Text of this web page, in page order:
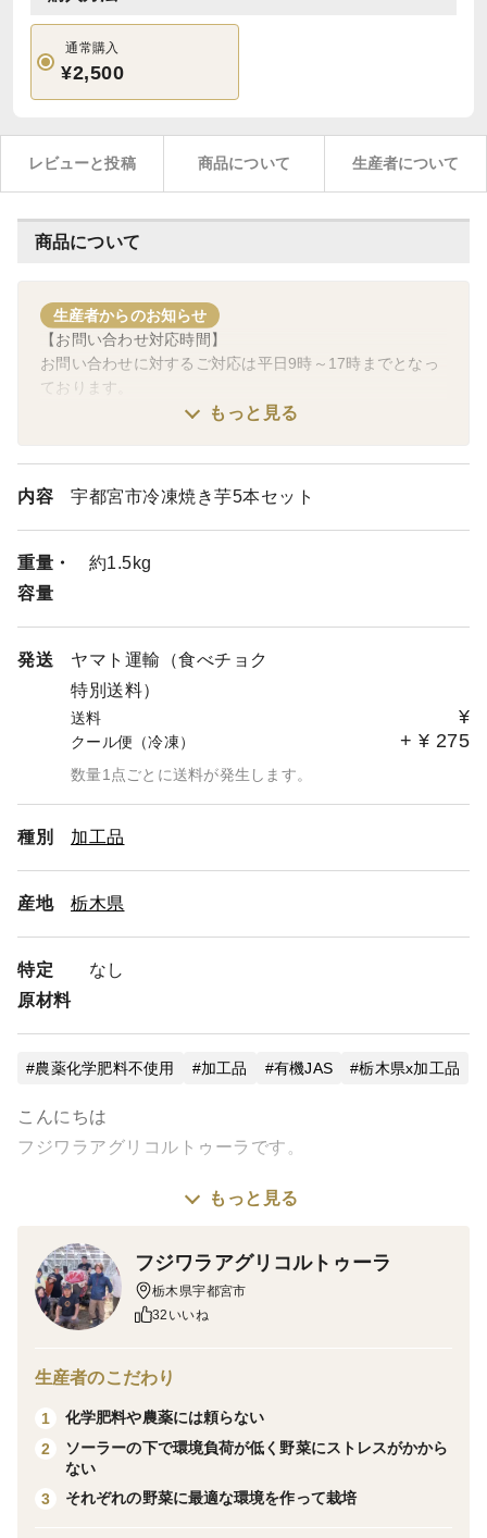
通常購入
¥2,500
レビューと投稿 商品について 生産者について
商品について
生産者からのお知らせ
【お問い合わせ対応時間】
お問い合わせに対するご対応は平日9時～17時までとなっ
ております。
土日祝日のお問い合わせに関しては平日の営業日にご対応
もっと見る
内容 宇都宮市冷凍焼き芋5本セット
重量・
容量
約1.5kg
発送
ヤマト運輸（食べチョク
特別送料）
送料 ¥
クール便（冷凍） + ¥ 275
数量1点ごとに送料が発生します。
種別 加工品
産地 栃木県
特定
原材料
なし
農薬化学肥料不使用 加工品 有機JAS 栃木県x加工品
こんにちは
フジワラアグリコルトゥーラです。
おやつに「安心」と「おいしさ」、どちらもあきらめた
そんなパパママにおすすめの、無添加の焼き芋です。
自社で大切に育てたさつまいもを、
引き出しました。
砂糖・添加物は一切使用していません。
ねっとりとした食感と、自然な甘さ。
お子さまのおやつにはもちろん、
もっと見る
フジワラアグリコルトゥーラ
栃木県宇都宮市
32いいね
生産者のこだわり
1
化学肥料や農薬には頼らない
2
ソーラーの下で環境負荷が低く野菜にストレスがかから
ない
3
それぞれの野菜に最適な環境を作って栽培